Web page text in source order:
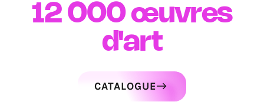
12 000 œuvres
d'art
CATALOGUE